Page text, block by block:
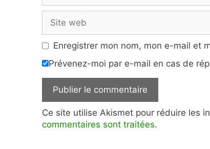
web
Enregistrer mon nom, mon e-mail et
Prévenez-moi par e-mail en cas de
Ce site utilise Akismet pour réduire les
commentaires sont traitées.